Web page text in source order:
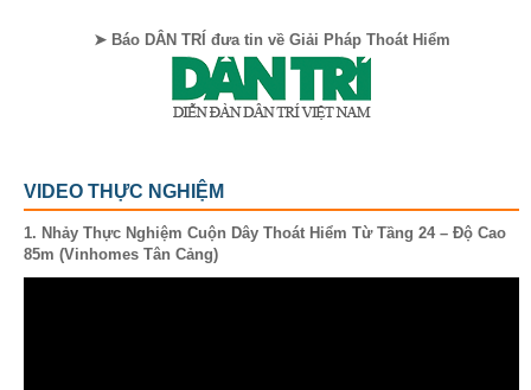
➤ Báo DÂN TRÍ đưa tin về Giải Pháp Thoát Hiểm
VIDEO THỰC NGHIỆM
1. Nhảy Thực Nghiệm Cuộn Dây Thoát Hiểm Từ Tầng 24 – Độ Cao
85m (Vinhomes Tân Cảng)